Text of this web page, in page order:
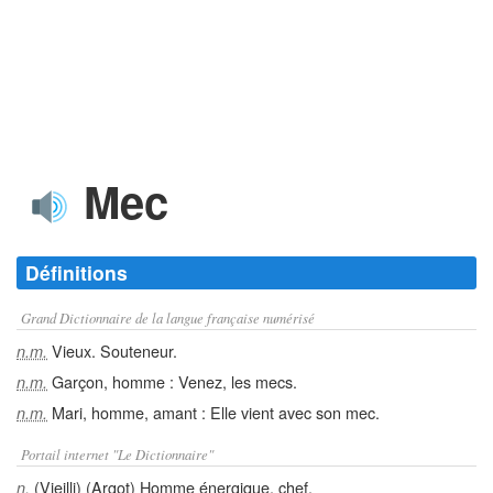
Mec
Définitions
Grand Dictionnaire de la langue française numérisé
n.m. Vieux. Souteneur.
n.m. Garçon, homme : Venez, les mecs.
n.m. Mari, homme, amant : Elle vient avec son mec.
Portail internet "Le Dictionnaire"
n. (Vieilli) (Argot) Homme énergique, chef.